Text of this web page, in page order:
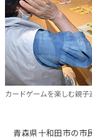
カードゲームを楽しむ親子
青森県十和田市の市